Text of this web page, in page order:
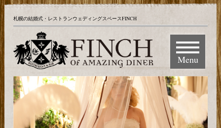
札幌の結婚式・レストランウェディングスペースFINCH
Menu